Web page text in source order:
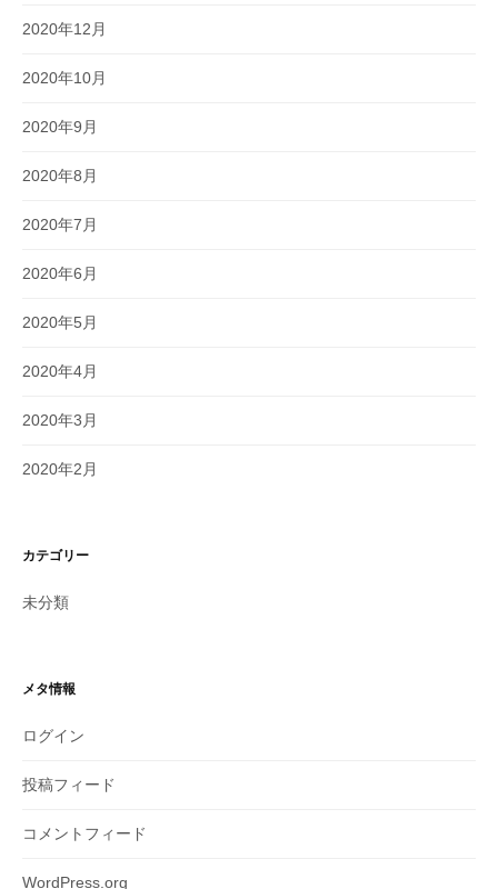
2020年12月
2020年10月
2020年9月
2020年8月
2020年7月
2020年6月
2020年5月
2020年4月
2020年3月
2020年2月
カテゴリー
未分類
メタ情報
ログイン
投稿フィード
コメントフィード
WordPress.org